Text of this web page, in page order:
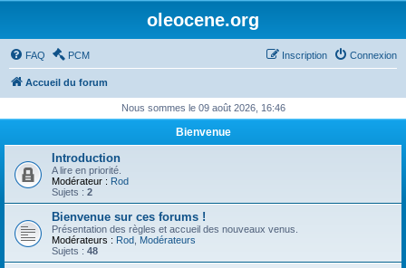
oleocene.org
FAQ PCM Connexion
Inscription
Accueil du forum
Nous sommes le 09 août 2026, 16:46
Bienvenue
Introduction
A lire en priorité.
Modérateur : Rod
Sujets : 2
Bienvenue sur ces forums !
Présentation des règles et accueil des nouveaux venus.
Modérateurs : Rod Modérateurs
Sujets : 48